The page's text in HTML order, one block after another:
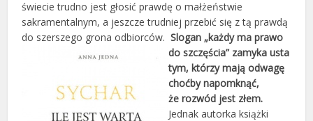
świecie trudno jest głosić prawdę o małżeństwie
sakramentalnym, a jeszcze trudniej przebić się z tą prawdą
do szerszego grona odbiorców. Slogan „każdy ma prawo
do szczęścia” zamyka usta
tym, którzy mają odwagę
choćby napomknąć,
że rozwód jest złem.
Jednak autorka książki